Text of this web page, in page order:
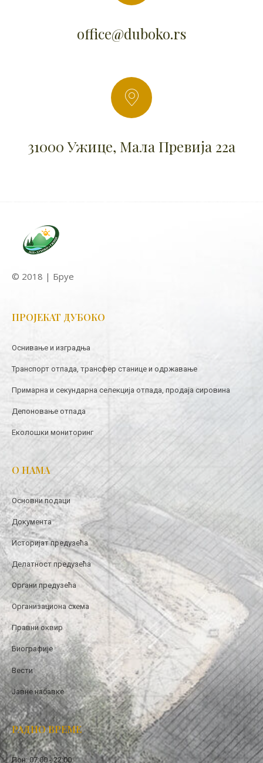
office@duboko.rs
31000 Ужице, Мала Превија 22а
© 2018 | Бруе
ПРОЈЕКАТ ДУБОКО
Оснивање и изградња
Транспорт отпада, трансфер станице и одржавање
Примарна и секундарна селекција отпада, продаја сировина
Депоновање отпада
Еколошки мониторинг
О НАМА
Основни подаци
Документа
Историјат предузећа
Делатност предузећа
Органи предузећа
Организациона схема
Правни оквир
Биографије
Вести
Јавне набавке
РАДНО ВРЕМЕ
Пон: 07:00 - 22:00